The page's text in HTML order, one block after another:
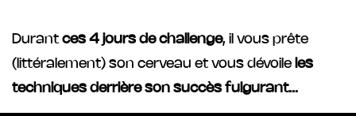
Durant ces 4 jours de challenge, il vous prête
(littéralement) son cerveau et vous dévoile les
techniques derrière son succès fulgurant...